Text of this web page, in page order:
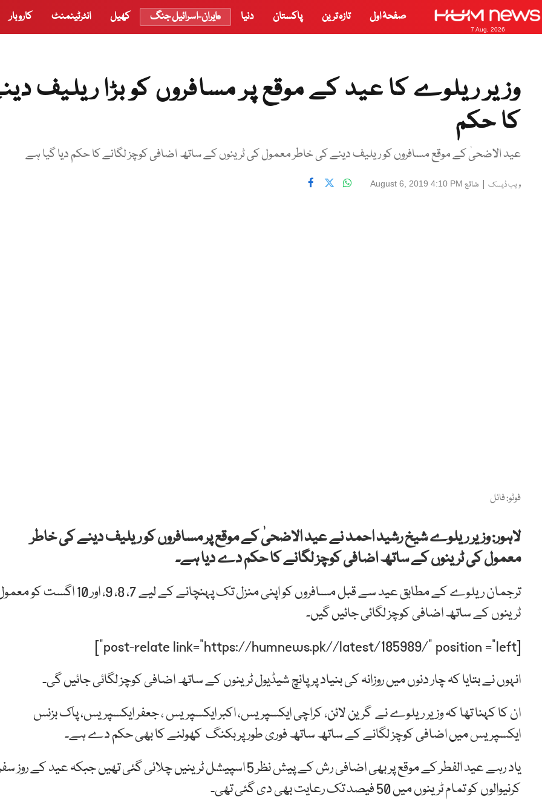
7 Aug, 2026
صفحۂ اول تازہ ترین پاکستان دنیا ایران-اسرائیل جنگ کھیل انٹرٹینمنٹ کاروبار
وزیر ریلوے کا عید کے موقع پر مسافروں کو بڑا ریلیف
کا حکم
عید الاضحیٰ کے موقع مسافروں کو ریلیف دینے کی خاطر معمول کی ٹرینوں کے ساتھ اضافی کوچز لگانے کا حکم دیا گیا ہے
ویب ڈیسک | شائع August 6, 2019 4:10 PM
فوٹو: فائل
لاہور: وزیر ریلوے شیخ رشید احمد نے عید الاضحیٰ کے موقع پر مسافروں کو ریلیف دینے کی خاطر
معمول کی ٹرینوں کے ساتھ اضافی کوچز لگانے کا حکم دے دیا ہے۔
ترجمان ریلوے کے مطابق عید سے قبل مسافروں کو اپنی منزل تک پہنچانے کے لیے 7، 8، 9، اور 10
ٹرینوں کے ساتھ اضافی کوچز لگائی جائیں گیں۔
[post-relate link=”https://humnews.pk//latest/185989/” position =”left”]
انہوں نے بتایا کہ چار دنوں میں روزانہ کی بنیاد پر پانچ شیڈیول ٹرینوں کے ساتھ اضافی کوچز لگائی جائیں گی۔
ان کا کہنا تھا کہ وزیر ریلوے نے گرین لائن، کراچی ایکسپریس، اکبر ایکسپریس ، جعفر ایکسپریس، پاک بزنس
ایکسپریس میں اضافی کوچز لگانے کے ساتھ ساتھ فوری طور پر بکنگ کھولنے کا بھی حکم دے ہے۔
یاد رہے عید الفطر کے موقع پر بھی اضافی رش کے پیش نظر 5 اسپیشل ٹرینیں چلائی گئی تھیں جبکہ عید کے روز
کرنیوالوں کو تمام ٹرینوں میں 50 فیصد تک رعایت بھی دی گئی تھی۔